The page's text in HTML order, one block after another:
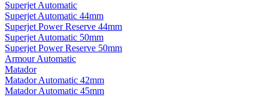
Superjet Automatic
Superjet Automatic 44mm
Superjet Power Reserve 44mm
Superjet Automatic 50mm
Superjet Power Reserve 50mm
Armour Automatic
Matador
Matador Automatic 42mm
Matador Automatic 45mm